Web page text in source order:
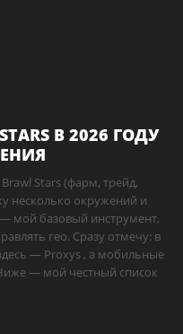
В 2026 ГОДУ
Stars (фарм, трейд,
несколько окружений и
мой базовый инструмент,
гео. Сразу отмечу: в
— Proxys , а мобильные
— мой честный список